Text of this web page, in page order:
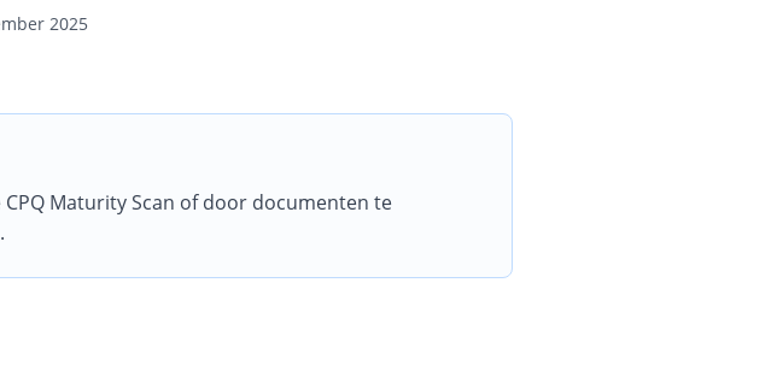
2025
Maturity Scan of door documenten te